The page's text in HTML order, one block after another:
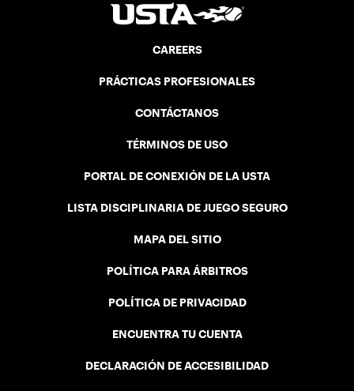
CAREERS
PRÁCTICAS PROFESIONALES
CONTÁCTANOS
TÉRMINOS DE USO
PORTAL DE CONEXIÓN DE LA USTA
LISTA DISCIPLINARIA DE JUEGO SEGURO
MAPA DEL SITIO
POLÍTICA PARA ÁRBITROS
POLÍTICA DE PRIVACIDAD
ENCUENTRA TU CUENTA
DECLARACIÓN DE ACCESIBILIDAD